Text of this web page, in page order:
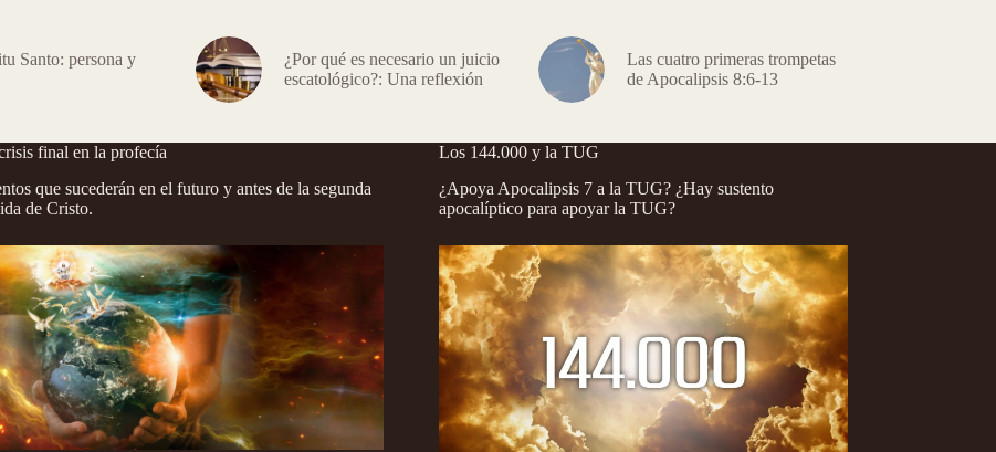
Santo: persona y
¿Por qué es necesario un juicio
escatológico?: Una reflexión
Las cuatro primeras trompetas
de Apocalipsis 8:6-13
final en la profecía
que sucederán en el futuro y antes de la segunda
de Cristo.
Los 144.000 y la TUG
¿Apoya Apocalipsis 7 a la TUG? ¿Hay sustento
apocalíptico para apoyar la TUG?